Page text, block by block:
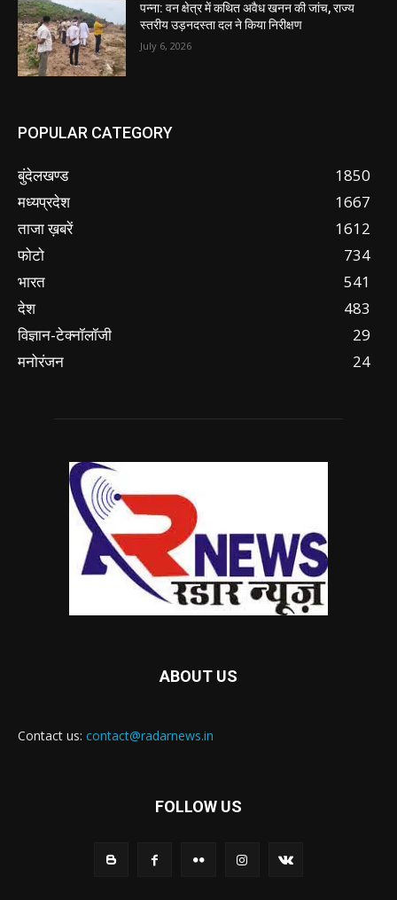
पन्ना: वन क्षेत्र में कथित अवैध खनन की जांच, राज्य
स्तरीय उड़नदस्ता दल ने किया निरीक्षण
July 6, 2026
POPULAR CATEGORY
बुंदेलखण्ड
1850
मध्यप्रदेश
1667
ताजा ख़बरें
1612
फोटो
734
भारत
541
देश
483
विज्ञान-टेक्नॉलॉजी
29
मनोरंजन
24
ABOUT US
Contact us: contact@radarnews.in
FOLLOW US